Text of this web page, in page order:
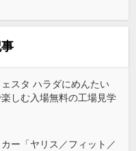
ェスタ ハラダにめんたい
しむ入場無料の工場見学
ー「ヤリス／フィット／